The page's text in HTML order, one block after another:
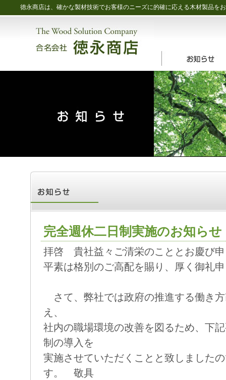
徳永商店は、確かな製材技術でお客様のニーズに的確に応える木材製品を
完全週休二日制実施のお知らせ
拝啓 貴社益々ご清栄のこととお慶び
平素は格別のご高配を賜り、厚く御礼
さて、弊社では政府の推進する働き
え、
社内の職場環境の改善を図るため、下
制の導入を
実施させていただくことと致しました
す。 敬具